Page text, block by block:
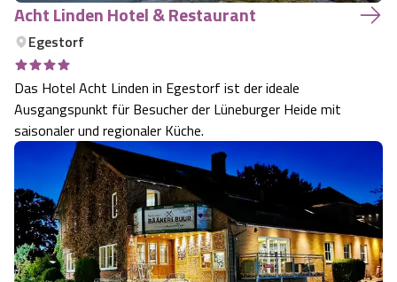
Acht Linden Hotel & Restaurant
Egestorf
Das Hotel Acht Linden in Egestorf ist der ideale
Ausgangspunkt für Besucher der Lüneburger Heide mit
saisonaler und regionaler Küche.